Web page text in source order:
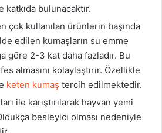
bulunacaktır.
çok kullanılan ürünlerin başında
edilen kumaşların su emme
göre 2-3 kat daha fazladır. Bu
almasını kolaylaştırır. Özellikle
keten kumaş tercih edilmektedir.
ile karıştırılarak hayvan yemi
besleyici olması nedeniyle